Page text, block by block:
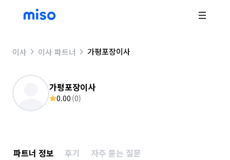
이사 이사 파트너 가평포장이사
가평포장이사
0.00 (0)
파트너 정보 후기 자주 묻는 질문